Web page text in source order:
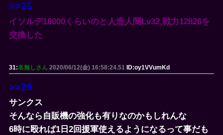
>>25
イソルデ18000くらいのと人造人間Lv32,戦力12826を
交換した
31:名無しさん 2020/06/12(金) 16:58:24.51 ID:oy1VVumKd
>>26
サンクス
そんなら自販機の強化も有りなのかもしれんな
6時に殴れば1日2回援軍使えるようになるって事だも